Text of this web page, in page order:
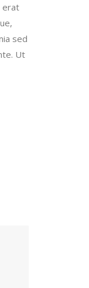
erat
sed
Ut